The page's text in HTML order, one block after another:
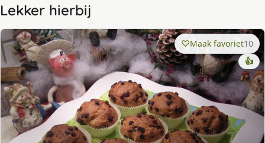
Lekker hierbij
Maak favoriet10
👍